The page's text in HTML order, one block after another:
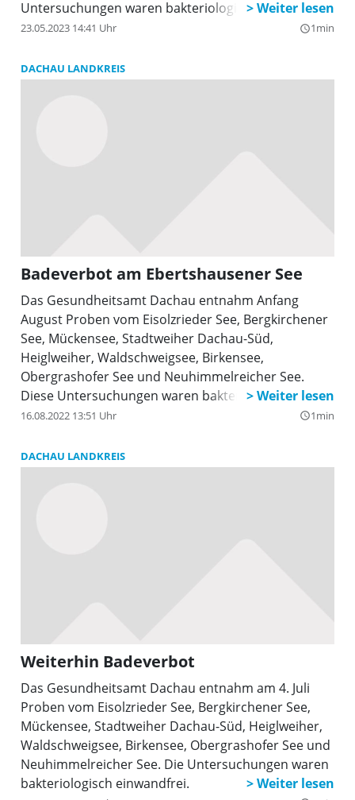
Untersuchungen waren bakteriologisch einwandfrei.
23.05.2023 14:41 Uhr query_builder1min
DACHAU LANDKREIS
Badeverbot am Ebertshausener See
Das Gesundheitsamt Dachau entnahm Anfang
August Proben vom Eisolzrieder See, Bergkirchener
See, Mückensee, Stadtweiher Dachau-Süd,
Heiglweiher, Waldschweigsee, Birkensee,
Obergrashofer See und Neuhimmelreicher See.
Diese Untersuchungen waren bakteriologisch
einwandfrei. Auch die Untersuchungsergebnisse der
bakteriologisch einwandfrei. Am Ebertshausener
See ist aufgrund mangelnder Sichttiefe weiterhin ein
16.08.2022 13:51 Uhr query_builder1min
DACHAU LANDKREIS
Weiterhin Badeverbot
Das Gesundheitsamt Dachau entnahm am 4. Juli
Proben vom Eisolzrieder See, Bergkirchener See,
Mückensee, Stadtweiher Dachau-Süd, Heiglweiher,
Waldschweigsee, Birkensee, Obergrashofer See und
Neuhimmelreicher See. Die Untersuchungen waren
bakteriologisch einwandfrei.